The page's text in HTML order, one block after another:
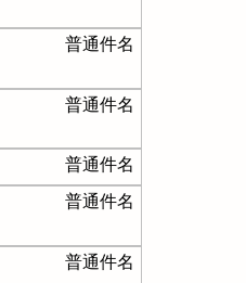
普通件名
普通件名
普通件名
普通件名
普通件名